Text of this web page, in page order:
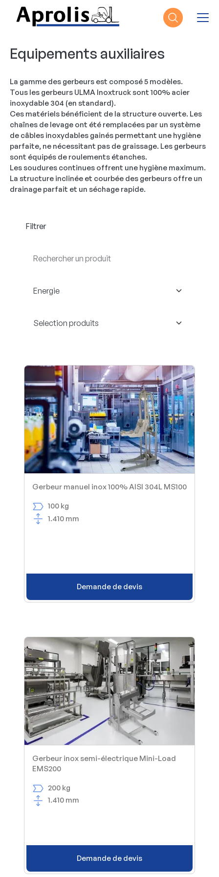
Aller au contenu principal
Equipements auxiliaires
La gamme des gerbeurs est composé 5 modèles.
Tous les gerbeurs ULMA Inoxtruck sont 100% acier
inoxydable 304 (en standard).
Ces matériels bénéficient de la structure ouverte. Les
chaînes de levage ont été remplacées par un système
de câbles inoxydables gainés permettant une hygiène
parfaite, ne nécessitant pas de graissage. Les gerbeurs
sont équipés de roulements étanches.
Les soudures continues offrent une hygiène maximum.
La structure inclinée et courbée des gerbeurs offre un
drainage parfait et un séchage rapide.
Filtrer
Gerbeur manuel inox 100% AISI 304L MS100
100 kg
1.410 mm
Demande de devis
Gerbeur inox semi-électrique Mini-Load
EMS200
200 kg
1.410 mm
Demande de devis